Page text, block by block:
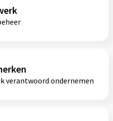
verantwoord ondernemen